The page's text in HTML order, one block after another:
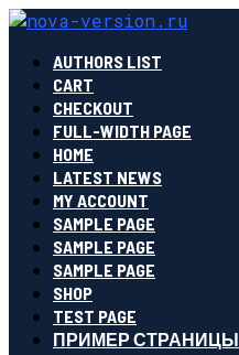
AUTHORS LIST
CART
CHECKOUT
FULL-WIDTH PAGE
HOME
LATEST NEWS
MY ACCOUNT
SAMPLE PAGE
SAMPLE PAGE
SAMPLE PAGE
SHOP
TEST PAGE
ПРИМЕР СТРАНИЦЫ